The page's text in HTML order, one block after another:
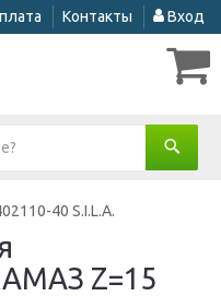
Контакты Вход
40 S.I.L.A.
Z=15